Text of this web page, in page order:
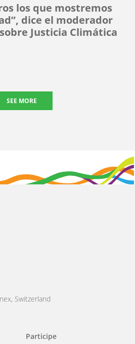
los que mostremos
dice el moderador
Justicia Climática
SEE MORE
Switzerland
Participe